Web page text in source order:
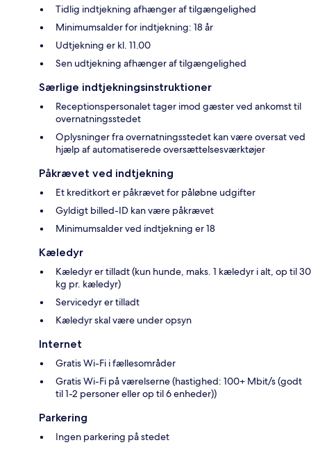
Tidlig indtjekning afhænger af tilgængelighed
Minimumsalder for indtjekning: 18 år
Udtjekning er kl. 11.00
Sen udtjekning afhænger af tilgængelighed
Særlige indtjekningsinstruktioner
Receptionspersonalet tager imod gæster ved ankomst til
overnatningsstedet
Oplysninger fra overnatningsstedet kan være oversat ved
hjælp af automatiserede oversættelsesværktøjer
Påkrævet ved indtjekning
Et kreditkort er påkrævet for påløbne udgifter
Gyldigt billed-ID kan være påkrævet
Minimumsalder ved indtjekning er 18
Kæledyr
Kæledyr er tilladt (kun hunde, maks. 1 kæledyr i alt, op til 30
kg pr. kæledyr)
Servicedyr er tilladt
Kæledyr skal være under opsyn
Internet
Gratis Wi-Fi i fællesområder
Gratis Wi-Fi på værelserne (hastighed: 100+ Mbit/s (godt
til 1-2 personer eller op til 6 enheder))
Parkering
Ingen parkering på stedet